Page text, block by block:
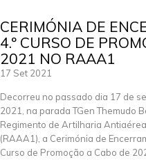
CERIMÓNIA DE
4.º CURSO DE
2021 NO RAAA1
17 Set 2021
Decorreu no passado dia 17 de
2021, na parada TGen Themudo
Regimento de Artilharia Antiaérea
(RAAA1), a Cerimónia de
Curso de Promoção a Cabo de